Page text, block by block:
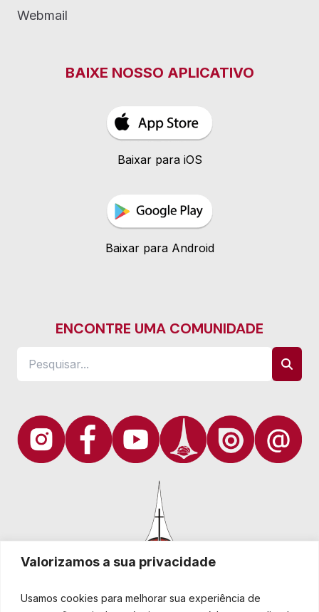
Valorizamos a sua privacidade
Usamos cookies para melhorar sua experiência de
Webmail
BAIXE NOSSO APLICATIVO
Baixar para iOS
Baixar para Android
ENCONTRE UMA COMUNIDADE